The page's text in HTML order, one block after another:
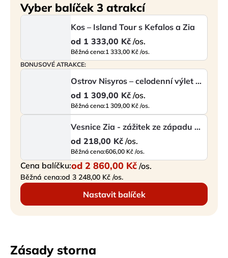
Vyber balíček 3 atrakcí
Kos – Island Tour s Kefalos a Zia
od 1 333,00 Kč /os.
Běžná cena:1 333,00 Kč /os.
BONUSOVÉ ATRAKCE:
Ostrov Nisyros – celodenní výlet k sopce
od 1 309,00 Kč /os.
Běžná cena:1 309,00 Kč /os.
Vesnice Zia - zážitek ze západu slunce
od 218,00 Kč /os.
Běžná cena:606,00 Kč /os.
Cena balíčku:od 2 860,00 Kč /os.
Běžná cena:od 3 248,00 Kč /os.
Nastavit balíček
Zásady storna